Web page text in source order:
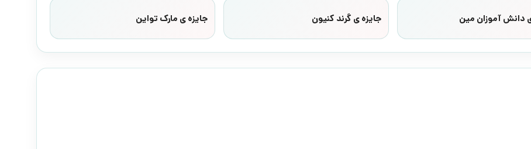
دانش آموزان مین جایزه ی گرند کنیون جایزه ی مارک تواین